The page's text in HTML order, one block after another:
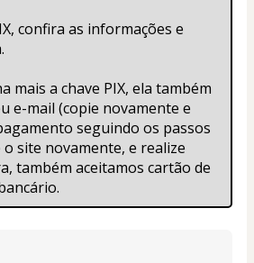
confira as informações e
mais a chave PIX, ela também
e-mail (copie novamente e
seguindo os passos
o site novamente, e realize
também aceitamos cartão de